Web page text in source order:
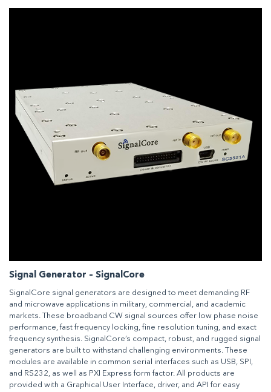
Signal Generator – SignalCore
SignalCore signal generators are designed to meet demanding RF
and microwave applications in military, commercial, and academic
markets. These broadband CW signal sources offer low phase noise
performance, fast frequency locking, fine resolution tuning, and exact
frequency synthesis. SignalCore’s compact, robust, and rugged signal
generators are built to withstand challenging environments. These
modules are available in common serial interfaces such as USB, SPI,
and RS232, as well as PXI Express form factor. All products are
provided with a Graphical User Interface, driver, and API for easy